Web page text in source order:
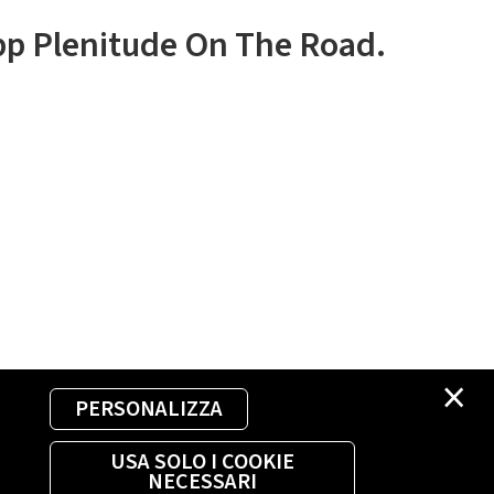
×
PERSONALIZZA
USA SOLO I COOKIE
NECESSARI
Plenitude On The Road.